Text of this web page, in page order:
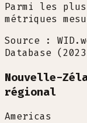
Parmi les
métriques
Source :
Database
Nouvelle-
régional
Americas